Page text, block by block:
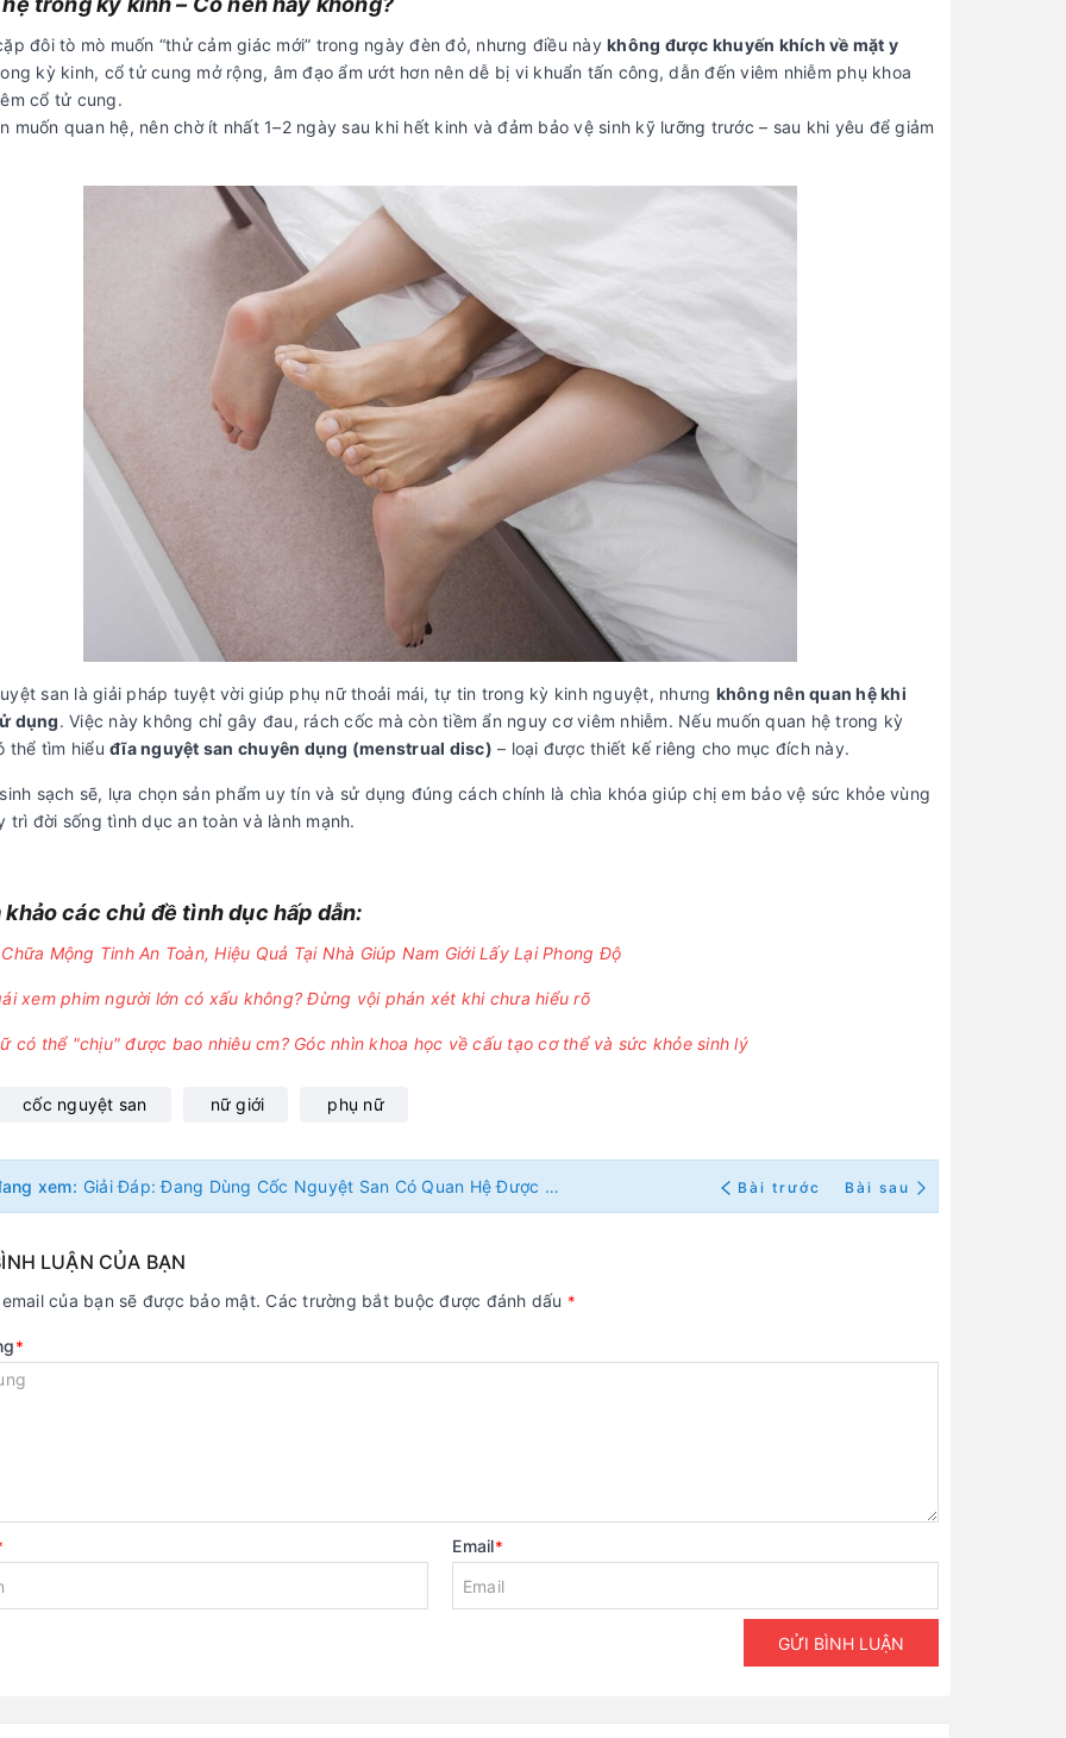
đôi tò mò muốn “thử cảm giác mới” trong ngày đèn đỏ, nhưng điều này không được khuyến khích về mặt y
kỳ kinh, cổ tử cung mở rộng, âm đạo ẩm ướt hơn nên dễ bị vi khuẩn tấn công, dẫn đến viêm nhiễm phụ khoa
cổ tử cung.
muốn quan hệ, nên chờ ít nhất 1–2 ngày sau khi hết kinh và đảm bảo vệ sinh kỹ lưỡng trước – sau khi yêu để giảm
san là giải pháp tuyệt vời giúp phụ nữ thoải mái, tự tin trong kỳ kinh nguyệt, nhưng không nên quan hệ khi
dụng. Việc này không chỉ gây đau, rách cốc mà còn tiềm ẩn nguy cơ viêm nhiễm. Nếu muốn quan hệ trong kỳ
thể tìm hiểu đĩa nguyệt san chuyên dụng (menstrual disc) – loại được thiết kế riêng cho mục đích này.
sạch sẽ, lựa chọn sản phẩm uy tín và sử dụng đúng cách chính là chìa khóa giúp chị em bảo vệ sức khỏe vùng
trì đời sống tình dục an toàn và lành mạnh.
khảo các chủ đề tình dục hấp dẫn:
Mộng Tinh An Toàn, Hiệu Quả Tại Nhà Giúp Nam Giới Lấy Lại Phong Độ
xem phim người lớn có xấu không? Đừng vội phán xét khi chưa hiểu rõ
có thể "chịu" được bao nhiêu cm? Góc nhìn khoa học về cấu tạo cơ thể và sức khỏe sinh lý
cốc nguyệt san nữ giới phụ nữ
xem: Giải Đáp: Đang Dùng Cốc Nguyệt San Có Quan Hệ Được Không Và Cần Lưu Ý Gì? Bài trước Bài sau
LUẬN CỦA BẠN
của bạn sẽ được bảo mật. Các trường bắt buộc được đánh dấu *
*
Email*
GỬI BÌNH LUẬN